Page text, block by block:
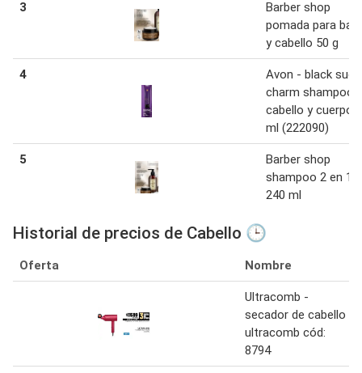
3
Barber shop
pomada para
y cabello 50 g
4
Avon - black
charm shampoo
cabello y cuerpo
ml (222090)
5
Barber shop
shampoo 2 en 1
240 ml
Historial de precios de Cabello 🕒
Oferta Nombre
Ultracomb -
secador de cabello
ultracomb cód:
8794